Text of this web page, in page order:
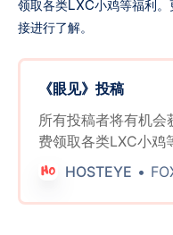
领取各类LXC小鸡等福利
接进行了解。
《眼见》投稿
所有投稿者将有机
费领取各类LXC小鸡
效投稿奖励： * 所有
有机会参与抽奖。 *
HOSTEYE